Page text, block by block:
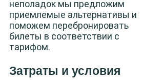
неполадок мы предложим
приемлемые альтернативы и
поможем перебронировать
билеты в соответствии с
тарифом.
Затраты и условия